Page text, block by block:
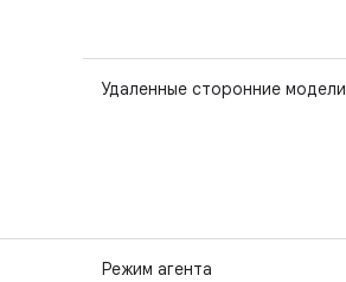
Удаленные сторонние модели
Режим агента